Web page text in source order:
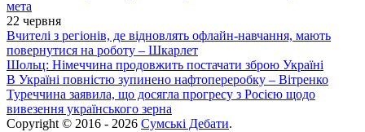
мета
22 червня
Вчителі з регіонів, де відновлять офлайн-навчання, мають
повернутися на роботу – Шкарлет
Шольц: Німеччина продовжить постачати зброю Україні
В Україні повністю зупинено нафтопереробку – Вітренко
Туреччина заявила, що досягла прогресу з Росією щодо
вивезення українського зерна
Copyright © 2016 - 2026 Сумські Дебати.